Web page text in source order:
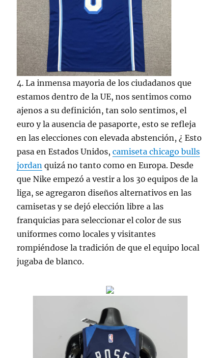
4. La inmensa mayoria de los ciudadanos que
estamos dentro de la UE, nos sentimos como
ajenos a su definición, tan solo sentimos, el
euro y la ausencia de pasaporte, esto se refleja
en las elecciones con elevada abstención, ¿ Esto
pasa en Estados Unidos,camiseta chicago bulls
jordan quizá no tanto como en Europa. Desde
que Nike empezó a vestir a los 30 equipos de la
liga, se agregaron diseños alternativos en las
camisetas y se dejó elección libre a las
franquicias para seleccionar el color de sus
uniformes como locales y visitantes
rompiéndose la tradición de que el equipo local
jugaba de blanco.